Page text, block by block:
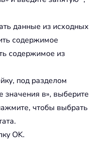
данные из исходных
содержимое
содержимое из
под разделом
значения в», выберите
чтобы выбрать
OK.